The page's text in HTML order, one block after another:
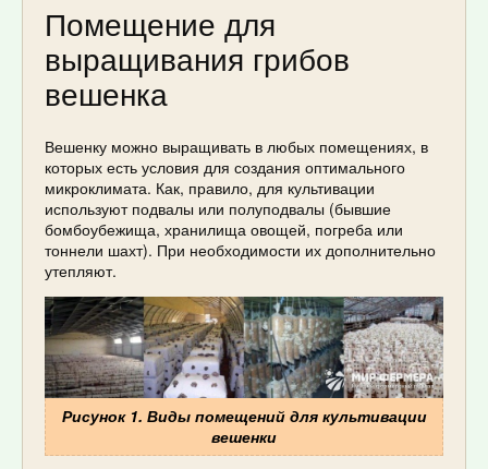
Помещение для
выращивания грибов
вешенка
Вешенку можно выращивать в любых помещениях, в
которых есть условия для создания оптимального
микроклимата. Как, правило, для культивации
используют подвалы или полуподвалы (бывшие
бомбоубежища, хранилища овощей, погреба или
тоннели шахт). При необходимости их дополнительно
утепляют.
Рисунок 1. Виды помещений для культивации
вешенки